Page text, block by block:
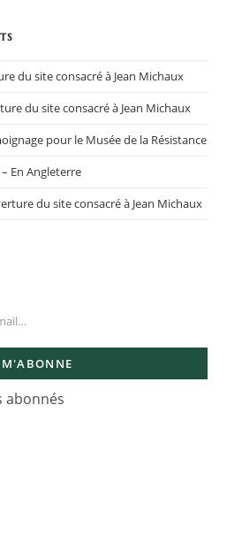
du site consacré à Jean Michaux
du site consacré à Jean Michaux
pour le Musée de la Résistance
En Angleterre
du site consacré à Jean Michaux
M'ABONNE
abonnés